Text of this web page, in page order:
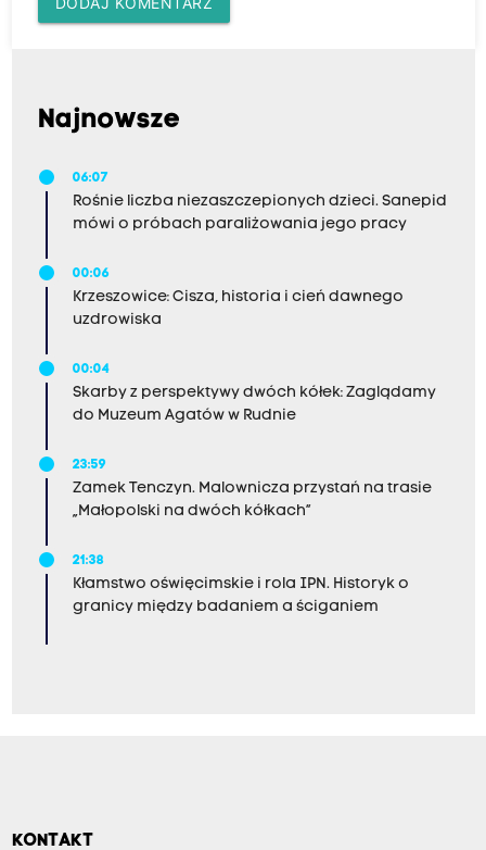
Najnowsze
06:07
Rośnie liczba niezaszczepionych dzieci. Sanepid
mówi o próbach paraliżowania jego pracy
00:06
Krzeszowice: Cisza, historia i cień dawnego
uzdrowiska
00:04
Skarby z perspektywy dwóch kółek: Zaglądamy
do Muzeum Agatów w Rudnie
23:59
Zamek Tenczyn. Malownicza przystań na trasie
„Małopolski na dwóch kółkach”
21:38
Kłamstwo oświęcimskie i rola IPN. Historyk o
granicy między badaniem a ściganiem
KONTAKT